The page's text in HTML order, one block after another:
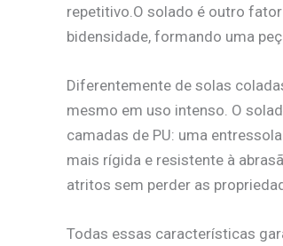
repetitivo.O solado é outro
bidensidade, formando uma
Diferentemente de solas
mesmo em uso intenso. O
camadas de PU: uma
mais rígida e resistente à
atritos sem perder as
Todas essas características